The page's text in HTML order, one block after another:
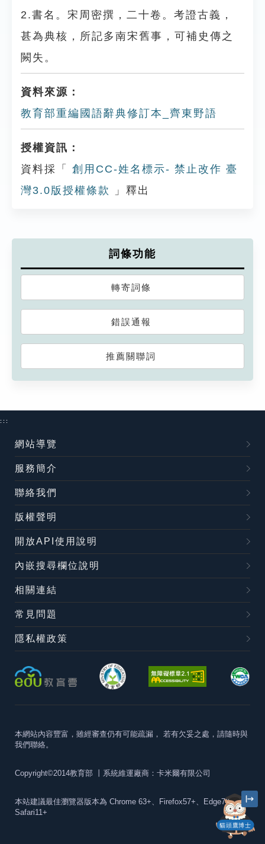
2.書名。宋周密撰，二十卷。考證古義，
甚為典核，所記多南宋舊事，可補史傳之
闕失。
資料來源：
教育部重編國語辭典修訂本_齊東野語
授權資訊：
資料採「
創用CC-姓名標示- 禁止改作 臺
灣3.0版授權條款
」釋出
詞條功能
轉寄詞條
錯誤通報
推薦關聯詞
貓頭鷹博士
:::
網站導覽
服務簡介
聯絡我們
版權聲明
開放API使用說明
內嵌搜尋欄位說明
相關連結
常見問題
隱私權政策
本網站內容豐富，雖經審查仍有可能疏漏， 若有欠妥之處，請隨時與
我們聯絡。
Copyright©2014教育部 丨系統維運廠商：卡米爾有限公司
本站建議最佳瀏覽器版本為 Chrome 63+、Firefox57+、Edge79+及
Safari11+